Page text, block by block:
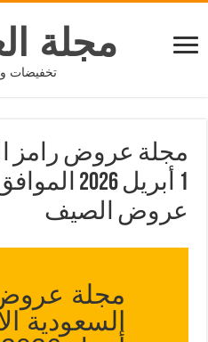
مجلة
تخفيضات
مجلة عروض رامز
عروض الصيف
مجلة